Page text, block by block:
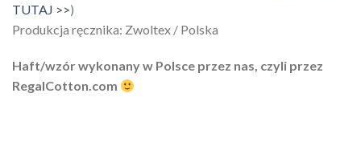
TUTAJ >>)
Produkcja ręcznika: Zwoltex / Polska
Haft/wzór wykonany w Polsce przez nas, czyli przez
RegalCotton.com